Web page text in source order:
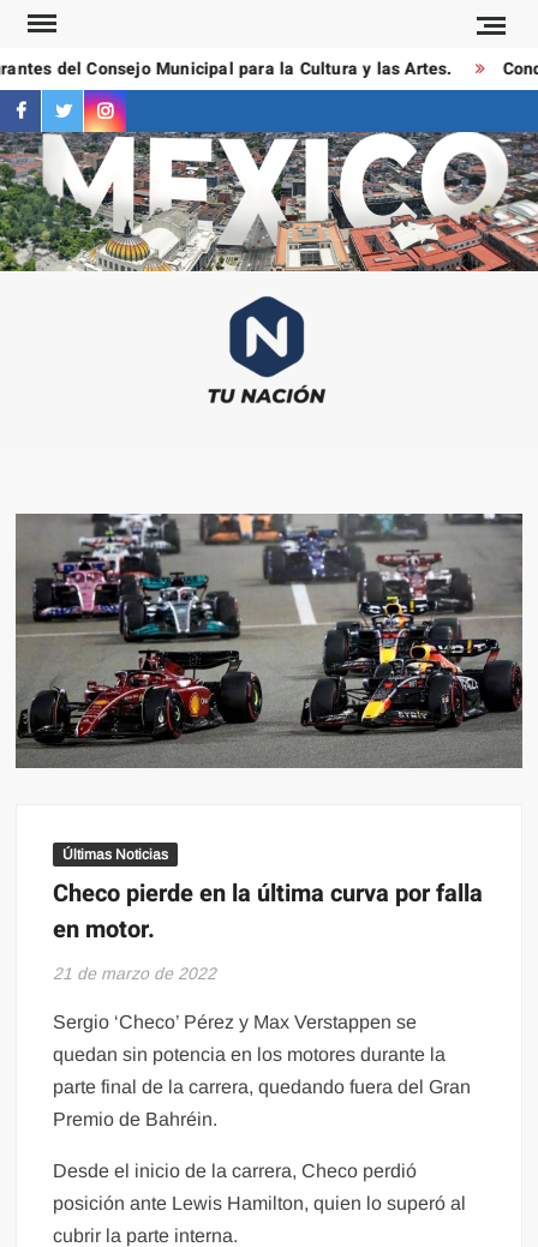
Saltar
contenidodel Consejo Municipal para la Cultura y las Artes.
facebook
twitterinstagram
Últimas Noticias
Checo pierde en la última curva por falla
en motor.
21 de marzo de 2022
Sergio ‘Checo’ Pérez y Max Verstappen se
quedan sin potencia en los motores durante la
parte final de la carrera, quedando fuera del Gran
Premio de Bahréin.
Desde el inicio de la carrera, Checo perdió
posición ante Lewis Hamilton, quien lo superó al
cubrir la parte interna.